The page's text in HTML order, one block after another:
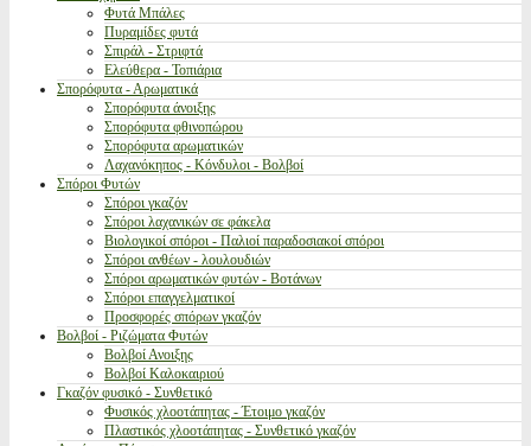
Φυτά Μπάλες
Πυραμίδες φυτά
Σπιράλ - Στριφτά
Ελεύθερα - Τοπιάρια
Σπορόφυτα - Αρωματικά
Σπορόφυτα άνοιξης
Σπορόφυτα φθινοπώρου
Σπορόφυτα αρωματικών
Λαχανόκηπος - Κόνδυλοι - Βολβοί
Σπόροι Φυτών
Σπόροι γκαζόν
Σπόροι λαχανικών σε φάκελα
Βιολογικοί σπόροι - Παλιοί παραδοσιακοί σπόροι
Σπόροι ανθέων - λουλουδιών
Σπόροι αρωματικών φυτών - Βοτάνων
Σπόροι επαγγελματικοί
Προσφορές σπόρων γκαζόν
Βολβοί - Ριζώματα Φυτών
Βολβοί Ανοιξης
Βολβοί Καλοκαιριού
Γκαζόν φυσικό - Συνθετικό
Φυσικός χλοοτάπητας - Έτοιμο γκαζόν
Πλαστικός χλοοτάπητας - Συνθετικό γκαζόν